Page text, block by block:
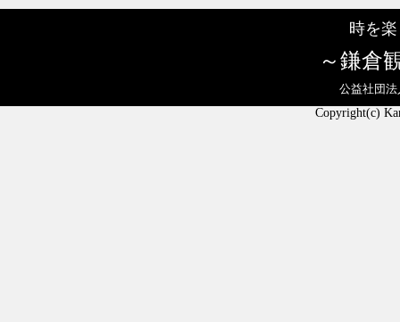
時を
鎌倉
公益社団
Copyright(c)